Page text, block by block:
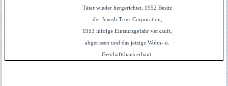
Täter wieder hergerichtet, 1952 Besitz
der Jewish Trust Corporation,
1953 infolge Einsturzgefahr verkauft,
abgerissen und das jetzige Wohn- u.
Geschäftshaus erbaut.